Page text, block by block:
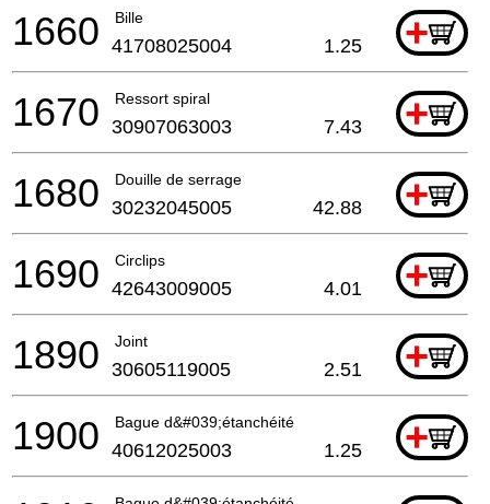
Bille +
1660 41708025004 1.25
Ressort spiral +
1670 30907063003 7.43
Douille de serrage +
1680 30232045005 42.88
Circlips +
1690 42643009005 4.01
Joint +
1890 30605119005 2.51
Bague d&#039;étanchéité +
1900 40612025003 1.25